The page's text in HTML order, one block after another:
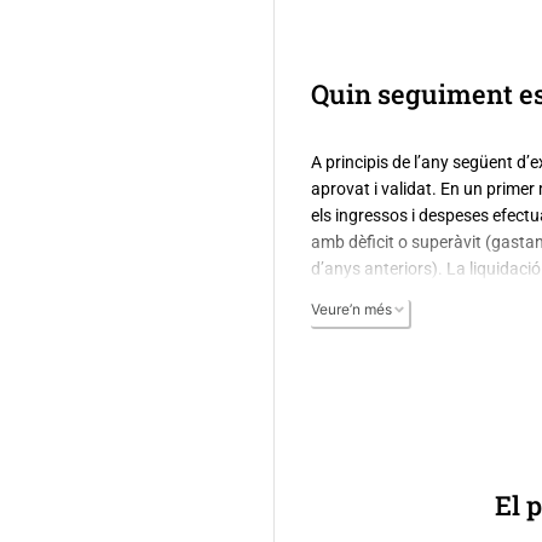
Quin seguiment
A principis de l’any següent
aprovat i validat. En un primer
els ingressos i despeses
amb dèficit o superàvit
d’anys anteriors). La
Posteriorment, l’ajuntament
Veure’n més
El